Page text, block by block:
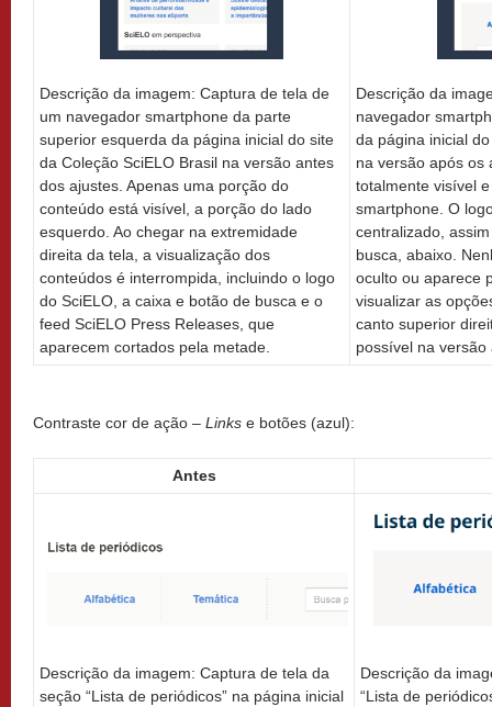
Descrição da imagem: Captura de tela de
um navegador smartphone da parte
superior esquerda da página inicial do site
da Coleção SciELO Brasil na versão antes
dos ajustes. Apenas uma porção do
conteúdo está visível, a porção do lado
esquerdo. Ao chegar na extremidade
direita da tela, a visualização dos
conteúdos é interrompida, incluindo o logo
do SciELO, a caixa e botão de busca e o
feed SciELO Press Releases, que
aparecem cortados pela metade.
Descrição da
navegador
da página inicial
na versão após os
totalmente visível
smartphone. O
centralizado,
busca, abaixo.
oculto ou aparece
visualizar as
canto superior
possível na versão
Contraste cor de ação – Links e botões (azul):
Antes
Descrição da imagem: Captura de tela da
seção “Lista de periódicos” na página inicial
Descrição da
“Lista de